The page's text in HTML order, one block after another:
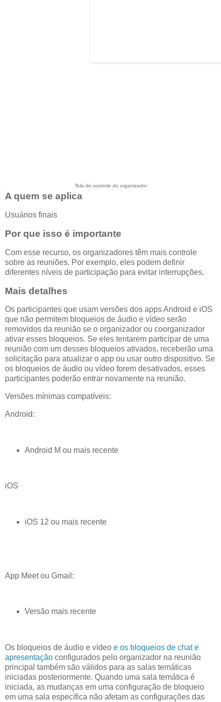
Tela de controle do organizador
A quem se aplica
Usuários finais
Por que isso é importante
Com esse recurso, os organizadores têm mais controle
sobre as reuniões. Por exemplo, eles podem definir
diferentes níveis de participação para evitar interrupções.
Mais detalhes
Os participantes que usam versões dos apps Android e iOS
que não permitem bloqueios de áudio e vídeo serão
removidos da reunião se o organizador ou coorganizador
ativar esses bloqueios. Se eles tentarem participar de uma
reunião com um desses bloqueios ativados, receberão uma
solicitação para atualizar o app ou usar outro dispositivo. Se
os bloqueios de áudio ou vídeo forem desativados, esses
participantes poderão entrar novamente na reunião.
Versões mínimas compatíveis:
Android:
Android M ou mais recente
iOS
iOS 12 ou mais recente
App Meet ou Gmail:
Versão mais recente
Os bloqueios de áudio e vídeo e os bloqueios de chat e
apresentação configurados pelo organizador na reunião
principal também são válidos para as salas temáticas
iniciadas posteriormente. Quando uma sala temática é
iniciada, as mudanças em uma configuração de bloqueio
em uma sala específica não afetam as configurações das